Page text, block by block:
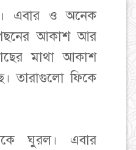
এবার ও অনেক
আকাশ আর
মাথা আকাশ
তারাগুলো ফিকে
ঘুরল। এবার